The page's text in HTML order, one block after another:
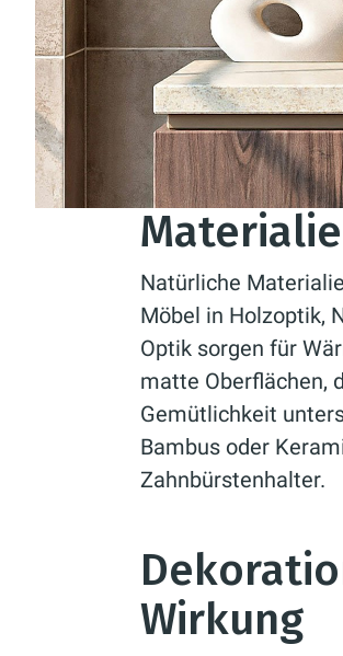
Natürliche
Möbel in Holzoptik,
Optik sorgen für
matte Oberflächen,
Gemütlichkeit
Bambus oder
Zahnbürstenhalter.
Wirkung